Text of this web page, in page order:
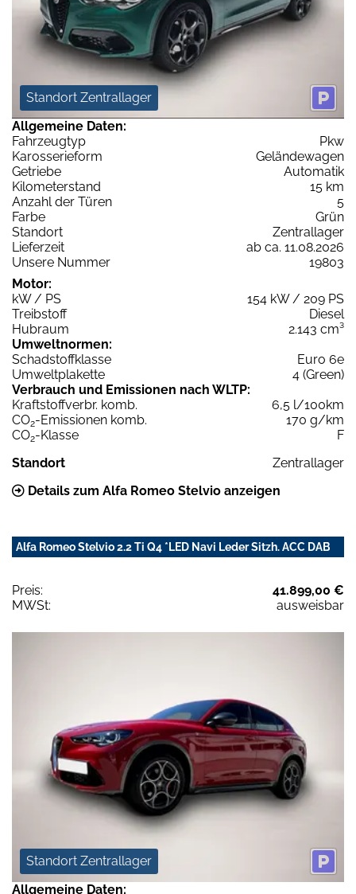
Standort Zentrallager
Allgemeine Daten:
Fahrzeugtyp
Pkw
Karosserieform
Geländewagen
Getriebe
Automatik
Kilometerstand
15 km
Anzahl der Türen
5
Farbe
Grün
Standort
Zentrallager
Lieferzeit
ab ca. 11.08.2026
Unsere Nummer
19803
Motor:
kW / PS
154 kW / 209 PS
Treibstoff
Diesel
Hubraum
2.143 cm³
Umweltnormen:
Schadstoffklasse
Euro 6e
Umweltplakette
4 (Green)
Verbrauch und Emissionen nach WLTP:
Kraftstoffverbr. komb.
6,5 l/100km
CO2-Emissionen komb.
170 g/km
CO2-Klasse
F
Standort
Zentrallager
Details zum Alfa Romeo Stelvio anzeigen
Alfa Romeo Stelvio 2.2 Ti Q4 *LED Navi Leder Sitzh. ACC DAB
Preis:
41.899,00 €
MWSt:
ausweisbar
Standort Zentrallager
Allgemeine Daten: